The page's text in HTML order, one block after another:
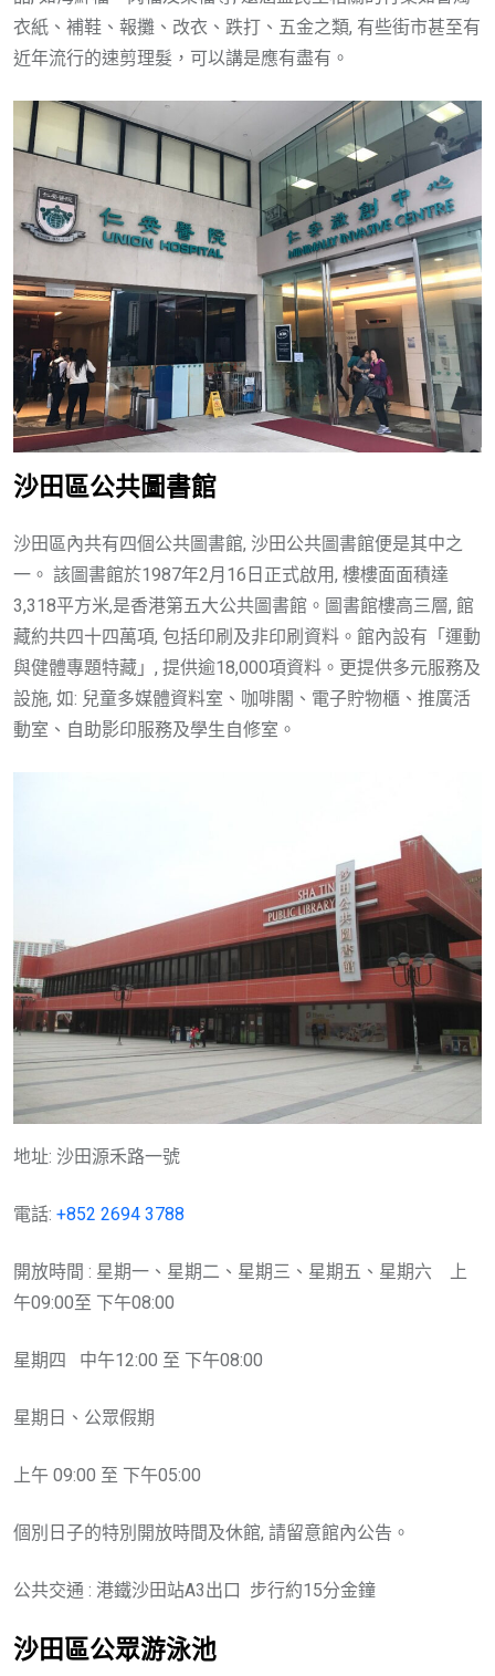
衣紙、補鞋、報攤、改衣、跌打、五金之類, 有些街市甚至有
近年流行的速剪理髮，可以講是應有盡有。
沙田區公共圖書館
沙田區內共有四個公共圖書館, 沙田公共圖書館便是其中之
一。 該圖書館於1987年2月16日正式啟用, 樓樓面面積達
3,318平方米,是香港第五大公共圖書館。圖書館樓高三層, 館
藏約共四十四萬項, 包括印刷及非印刷資料。館內設有「運動
與健體專題特藏」, 提供逾18,000項資料。更提供多元服務及
設施, 如: 兒童多媒體資料室、咖啡閣、電子貯物櫃、推廣活
動室、自助影印服務及學生自修室。
地址: 沙田源禾路一號
電話: +852 2694 3788
開放時間 : 星期一、星期二、星期三、星期五、星期六 上
午09:00至 下午08:00
星期四 中午12:00 至 下午08:00
星期日、公眾假期
上午 09:00 至 下午05:00
個別日子的特別開放時間及休館, 請留意館內公告。
公共交通 : 港鐵沙田站A3出口 步行約15分金鐘
沙田區公眾游泳池